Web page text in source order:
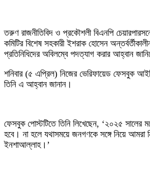
তরুণ রাজনীতিবিদ ও প্রকৌশলী বিএনপি
কমিটির বিশেষ সহকারী ইশরাক হোসেন
প্রতিনিধিদের অবিলম্বে পদত্যাগ করার আহ্বান
শনিবার (৫ এপ্রিল) নিজের ভেরিফায়েড ফেসবুক
তিনি এ আহ্বান জানান।
ফেসবুক পোস্টটিতে তিনি লিখেছেন, ‘২০২৫ সালের
হবে। না হলে যথাসময়ে জনগণকে সঙ্গে নিয়ে আমরা
ইনশাআল্লাহ।’